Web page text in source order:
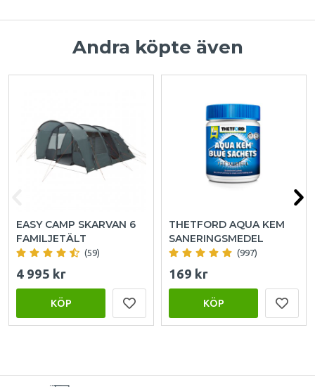
Andra köpte även
EASY CAMP SKARVAN 6
FAMILJETÄLT
(59)
4 995 kr
KÖP
THETFORD AQUA KEM
SANERINGSMEDEL
(997)
169 kr
KÖP